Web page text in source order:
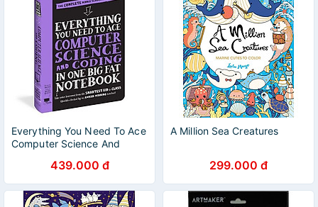
Everything You Need To Ace
Computer Science And
Notebook439.000 đ
A Million Sea Creatures
299.000 đ